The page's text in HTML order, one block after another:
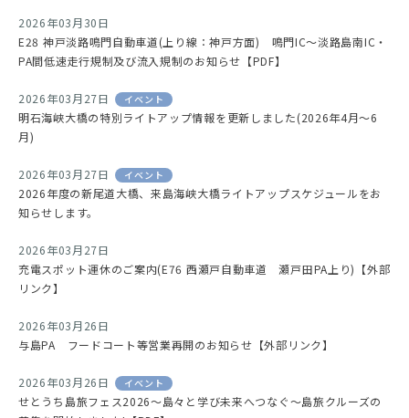
2026年03月30日
E28 神戸淡路鳴門自動車道(上り線：神戸方面) 鳴門IC～淡路島南IC・
PA間低速走行規制及び流入規制のお知らせ【PDF】
2026年03月27日 イベント
明石海峡大橋の特別ライトアップ情報を更新しました(2026年4月～6
月)
2026年03月27日 イベント
2026年度の新尾道大橋、来島海峡大橋ライトアップスケジュールをお
知らせします。
2026年03月27日
充電スポット運休のご案内(E76 西瀬戸自動車道 瀬戸田PA上り)【外部
リンク】
2026年03月26日
与島PA フードコート等営業再開のお知らせ【外部リンク】
2026年03月26日 イベント
せとうち島旅フェス2026～島々と学び未来へつなぐ～島旅クルーズの